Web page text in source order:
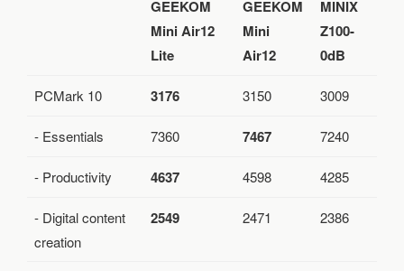
GEEKOM
Mini Air12
Lite
GEEKOM
Mini
Air12
MINIX
Z100-
0dB
PCMark 10 3176 3150 3009
- Essentials 7360 7467 7240
- Productivity 4637 4598 4285
- Digital content
creation
2549 2471 2386